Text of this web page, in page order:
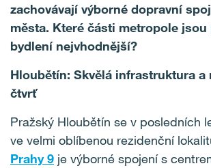
zachovávají výborné dopravní
města. Které části metropole
bydlení nejvhodnější?
Hloubětín: Skvělá infrastruktura a
čtvrť
Pražský Hloubětín se v posledních
ve velmi oblíbenou rezidenční
Prahy 9 je výborné spojení s